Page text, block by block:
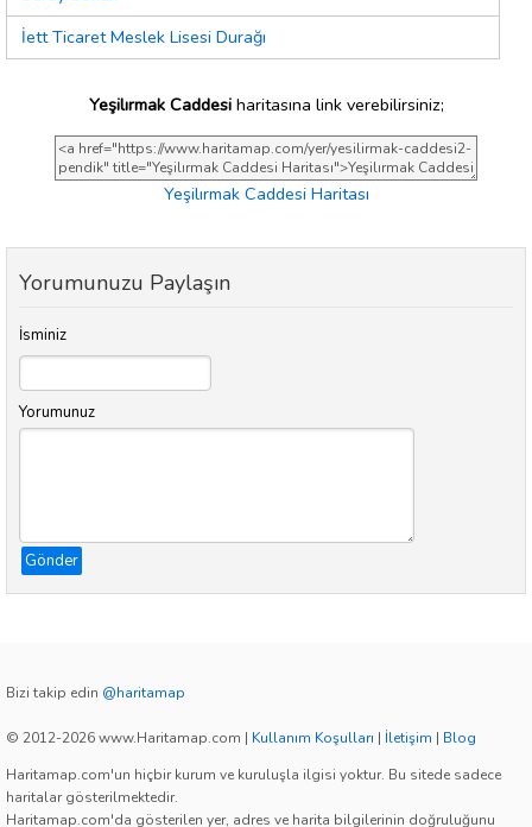
İett Ticaret Meslek Lisesi Durağı
Yeşilırmak Caddesiharitasına link verebilirsiniz;
Yeşilırmak Caddesi Haritası
Yorumunuzu Paylaşın
İsminiz
Yorumunuz
Gönder
Bizi takip edin @haritamap
© 2012-2026 www.Haritamap.com | Kullanım Koşulları | İletişim | Blog
Haritamap.com'un hiçbir kurum ve kuruluşla ilgisi yoktur. Bu sitede sadece
haritalar gösterilmektedir.
Haritamap.com'da gösterilen yer, adres ve harita bilgilerinin doğruluğunu